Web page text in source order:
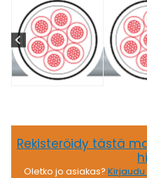
Rekisteröidy tästä
Oletko jo asiakas?